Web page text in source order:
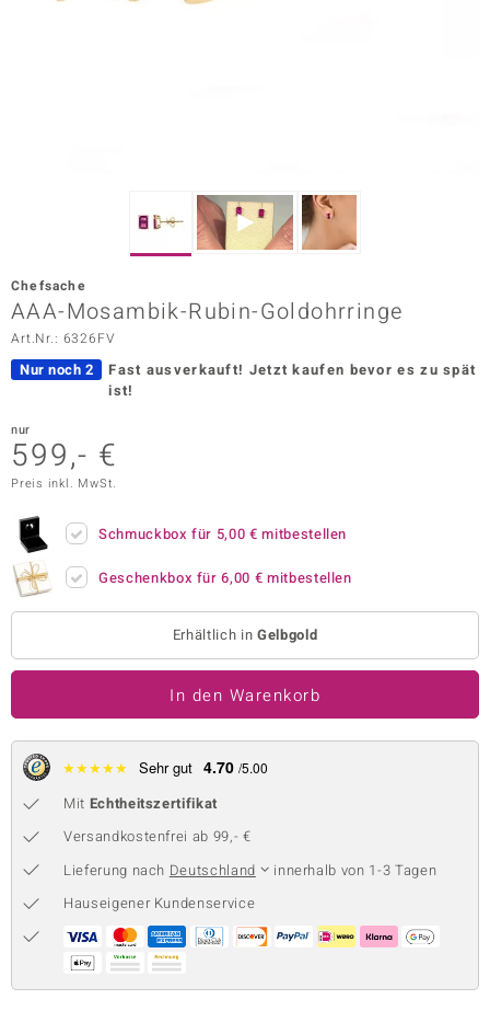
Vogue
Collection
Collection
Chefsache
AAA-Mosambik-Rubin-Goldohrringe
Art.Nr.: 6326FV
Nur noch 2 Fast ausverkauft! Jetzt kaufen bevor es zu spät
ist!
nur
599,- €
Preis inkl. MwSt.
Schmuckbox für 5,00 € mitbestellen
Geschenkbox für6,00 € mitbestellen
Erhältlich in Gelbgold
In den Warenkorb
★★★★★ Sehr gut 4.70 /5.00
Mit Echtheitszertifikat
Versandkostenfrei ab 99,- €
Lieferung nach Deutschland
innerhalb von 1-3 Tagen
Hauseigener Kundenservice